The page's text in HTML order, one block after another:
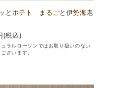
とポテト まるごと伊勢海老
(税込)
ラルローソンではお取り扱いのない
ざいます。